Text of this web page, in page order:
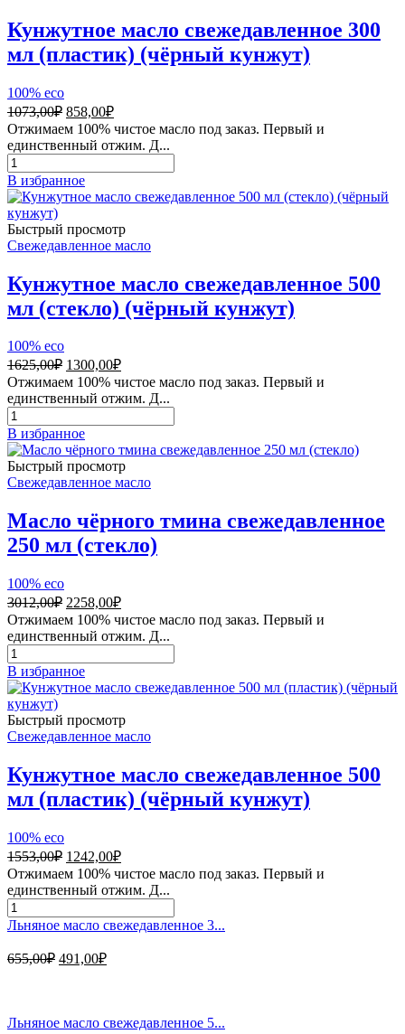
мл
(стекло)
Кунжутное масло свежедавленное 300
мл (пластик) (чёрный кунжут)
100% eco
1073,00₽ Первоначальная
цена
составляла
1073,00₽.
858,00₽Текущая
цена:
858,00₽.
Отжимаем 100% чистое масло под заказ. Первый и
единственный отжим. Д...
Количество
товара
Кунжутное
масло
свежедавленное
300
(пластик)
(чёрный
кунжут)
В избранное
Быстрый просмотр
Свежедавленное масло
Кунжутное масло свежедавленное 500
мл (стекло) (чёрный кунжут)
100% eco
1625,00₽ Первоначальная
цена
составляла
1625,00₽.
1300,00₽Текущая
цена:
1300,00₽.
Отжимаем 100% чистое масло под заказ. Первый и
единственный отжим. Д...
Количество
товара
Кунжутное
масло
свежедавленное
мл
(стекло)
(чёрный
кунжут)
В избранное
Быстрый просмотр
Свежедавленное масло
Масло чёрного тмина свежедавленное
250 мл (стекло)
100% eco
3012,00₽ Первоначальная
цена
составляла
3012,00₽.
2258,00₽Текущая
цена:
2258,00₽.
Отжимаем 100% чистое масло под заказ. Первый и
единственный отжим. Д...
Количество
товара
Масло
чёрного
тмина
свежедавленное
мл
(стекло)
В избранное
Быстрый просмотр
Свежедавленное масло
Кунжутное масло свежедавленное 500
мл (пластик) (чёрный кунжут)
100% eco
1553,00₽ Первоначальная
цена
составляла
1553,00₽.
1242,00₽Текущая
цена:
1242,00₽.
Отжимаем 100% чистое масло под заказ. Первый и
единственный отжим. Д...
Количество
товара
масло
свежедавленное
(пластик)
Льняное масло свежедавленное 3...
655,00₽ Первоначальная
491,00₽Текущая
Льняное масло свежедавленное 5...